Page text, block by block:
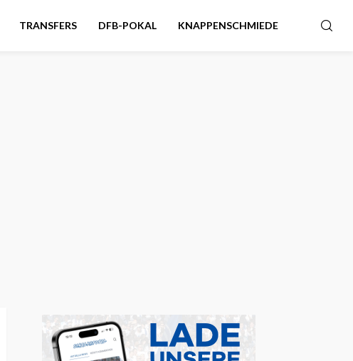
TRANSFERS DFB-POKAL KNAPPENSCHMIEDE